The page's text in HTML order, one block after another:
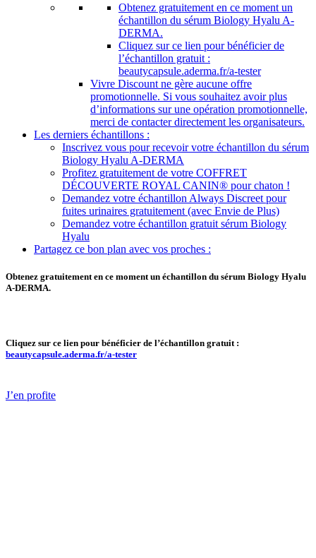
Obtenez gratuitement en ce moment un
échantillon du sérum Biology Hyalu A-
DERMA.
Cliquez sur ce lien pour bénéficier de
l’échantillon gratuit :
beautycapsule.aderma.fr/a-tester
Vivre Discount ne gère aucune offre
promotionnelle. Si vous souhaitez avoir plus
d’informations sur une opération promotionnelle,
merci de contacter directement les organisateurs.
Les derniers échantillons :
Inscrivez vous pour recevoir votre échantillon du sérum
Biology Hyalu A-DERMA
Profitez gratuitement de votre COFFRET
DÉCOUVERTE ROYAL CANIN® pour chaton !
Demandez votre échantillon Always Discreet pour
fuites urinaires gratuitement (avec Envie de Plus)
Demandez votre échantillon gratuit sérum Biology
Hyalu
Partagez ce bon plan avec vos proches :
Obtenez gratuitement en ce moment un échantillon du sérum Biology Hyalu
A-DERMA.
Cliquez sur ce lien pour bénéficier de l’échantillon gratuit :
beautycapsule.aderma.fr/a-tester
J’en profite